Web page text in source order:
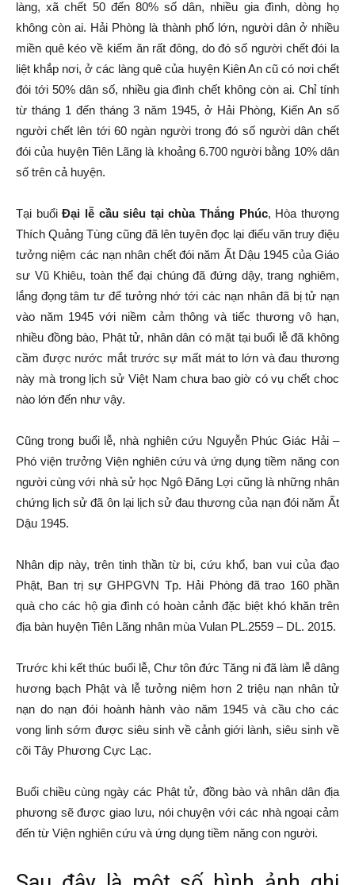
làng, xã chết 50 đến 80% số dân, nhiều gia đình, dòng họ
không còn ai. Hải Phòng là thành phố lớn, người dân ở nhiều
miền quê kéo về kiếm ăn rất đông, do đó số người chết đói la
liệt khắp nơi, ở các làng quê của huyện Kiên An cũ có nơi chết
đói tới 50% dân số, nhiều gia đình chết không còn ai. Chỉ tính
từ tháng 1 đến tháng 3 năm 1945, ở Hải Phòng, Kiến An số
người chết lên tới 60 ngàn người trong đó số người dân chết
đói của huyện Tiên Lãng là khoảng 6.700 người bằng 10% dân
số trên cả huyện.
Tại buổiĐại lễ cầu siêu tại chùa Thắng Phúc, Hòa thượng
Thích Quảng Tùng cũng đã lên tuyên đọc lại điếu văn truy điệu
tưởng niệm các nạn nhân chết đói năm Ất Dậu 1945 của Giáo
sư Vũ Khiêu, toàn thể đại chúng đã đứng dậy, trang nghiêm,
lắng đọng tâm tư để tưởng nhớ tới các nạn nhân đã bị tử nạn
vào năm 1945 với niềm cảm thông và tiếc thương vô hạn,
nhiều đồng bào, Phật tử, nhân dân có mặt tại buổi lễ đã không
cầm được nước mắt trước sự mất mát to lớn và đau thương
này mà trong lịch sử Việt Nam chưa bao giờ có vụ chết choc
nào lớn đến như vậy.
Cũng trong buổi lễ, nhà nghiên cứu Nguyễn Phúc Giác Hải –
Phó viện trưởng Viện nghiên cứu và ứng dụng tiềm năng con
người cùng với nhà sử học Ngô Đăng Lợi cũng là những nhân
chứng lịch sử đã ôn lại lịch sử đau thương của nạn đói năm Ất
Dậu 1945.
Nhân dịp này, trên tinh thần từ bi, cứu khổ, ban vui của đạo
Phật, Ban trị sự GHPGVN Tp. Hải Phòng đã trao 160 phần
quà cho các hộ gia đình có hoàn cảnh đặc biệt khó khăn trên
địa bàn huyện Tiên Lãng nhân mùa Vulan PL.2559 – DL. 2015.
Trước khi kết thúc buổi lễ, Chư tôn đức Tăng ni đã làm lễ dâng
hương bạch Phật và lễ tưởng niệm hơn 2 triệu nạn nhân tử
nạn do nạn đói hoành hành vào năm 1945 và cầu cho các
vong linh sớm được siêu sinh về cảnh giới lành, siêu sinh về
cõi Tây Phương Cực Lạc.
Buổi chiều cùng ngày các Phật tử, đồng bào và nhân dân địa
phương sẽ được giao lưu, nói chuyện với các nhà ngoại cảm
đến từ Viện nghiên cứu và ứng dụng tiềm năng con người.